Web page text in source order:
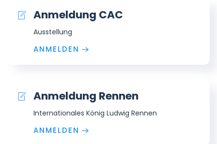
Anmeldung CAC
Ausstellung
ANMELDEN
Anmeldung Rennen
Internationales König Ludwig Rennen
ANMELDEN